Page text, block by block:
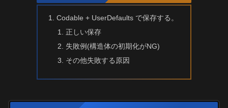
Codable + UserDefaults で保存する。
正しい保存
失敗例(構造体の初期化がNG)
その他失敗する原因